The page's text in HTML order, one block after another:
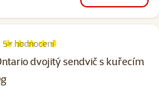
dvojitý sendvič s kuřecím
počet hodnocení: 5
5× hodnocení